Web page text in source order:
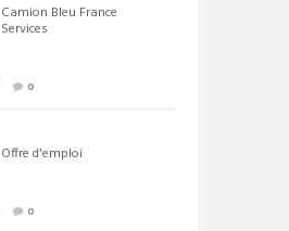
Camion Bleu France
Services
0
Offre d'emploi
0